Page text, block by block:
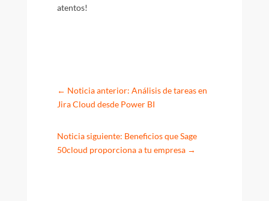
atentos!
← Noticia anterior: Análisis de tareas en
Jira Cloud desde Power BI
Noticia siguiente: Beneficios que Sage
50cloud proporciona a tu empresa→